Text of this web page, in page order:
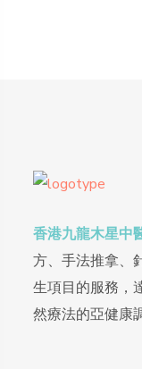
香港九龍木星中
方、手法推拿、
生項目的服務，
然療法的亞健康